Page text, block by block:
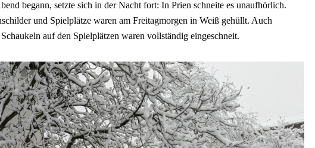
begann, setzte sich in der Nacht fort: In Prien schneite es unaufhörlich.
und Spielplätze waren am Freitagmorgen in Weiß gehüllt. Auch
auf den Spielplätzen waren vollständig eingeschneit.